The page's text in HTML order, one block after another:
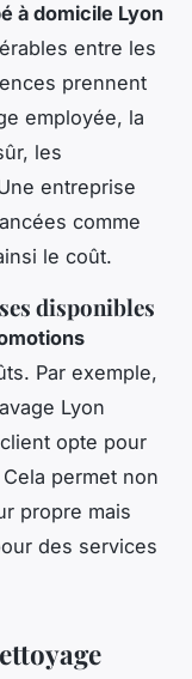
à domicile Lyon
entre les
prennent
employée, la
les
entreprise
comme
le coût.
disponibles
Par exemple,
Lyon
opte pour
permet non
propre mais
des services